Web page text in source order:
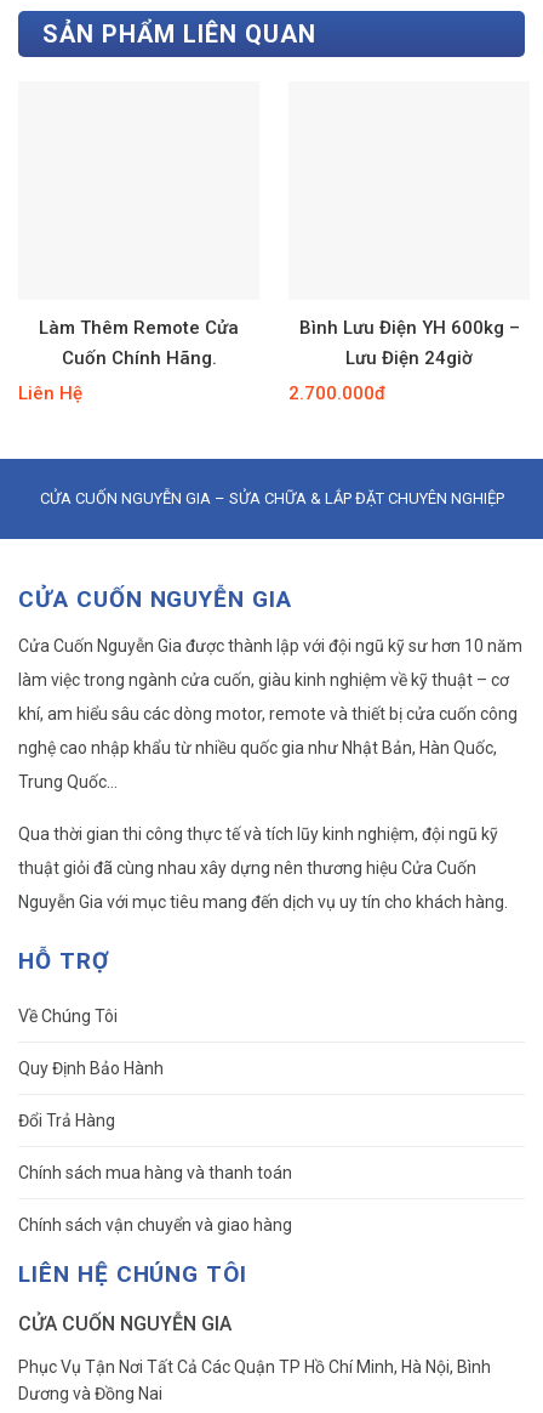
SẢN PHẨM LIÊN QUAN
Làm Thêm Remote Cửa
Cuốn Chính Hãng.
Liên Hệ
Bình Lưu Điện YH 600kg –
Lưu Điện 24giờ
2.700.000đ
CỬA CUỐN NGUYỄN GIA – SỬA CHỮA & LẮP ĐẶT CHUYÊN NGHIỆP
CỬA CUỐN NGUYỄN GIA
Cửa Cuốn Nguyễn Gia được thành lập với đội ngũ kỹ sư hơn 10 năm
làm việc trong ngành cửa cuốn, giàu kinh nghiệm về kỹ thuật – cơ
khí, am hiểu sâu các dòng motor, remote và thiết bị cửa cuốn công
nghệ cao nhập khẩu từ nhiều quốc gia như Nhật Bản, Hàn Quốc,
Trung Quốc…
Qua thời gian thi công thực tế và tích lũy kinh nghiệm, đội ngũ kỹ
thuật giỏi đã cùng nhau xây dựng nên thương hiệu Cửa Cuốn
Nguyễn Gia với mục tiêu mang đến dịch vụ uy tín cho khách hàng.
HỖ TRỢ
Về Chúng Tôi
Quy Định Bảo Hành
Đổi Trả Hàng
Chính sách mua hàng và thanh toán
Chính sách vận chuyển và giao hàng
LIÊN HỆ CHÚNG TÔI
CỬA CUỐN NGUYỄN GIA
Phục Vụ Tận Nơi Tất Cả Các Quận TP Hồ Chí Minh, Hà Nội, Bình
Dương và Đồng Nai